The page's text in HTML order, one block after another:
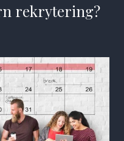
rekrytering?